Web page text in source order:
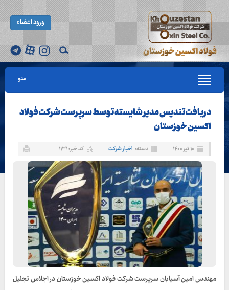
ورود اعضاء
منو
دریافت تندیس مدیر شایسته توسط سرپرست شرکت فولاد
اکسین خوزستان
۱۰ تیر ۱۴۰۰ دسته: اخبار شرکت کد خبر: ۱۱۳۱
مهندس امین آسیابان سرپرست شرکت فولاد اکسین خوزستان در اجلاس تجلیل